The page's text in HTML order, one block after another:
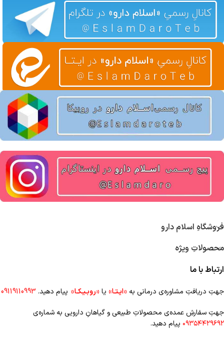
فروشگاهِ اسلام دارو
محصولاتِ ویژه
ارتباط با ما
جهتِ دریافتِ مشاوره‌ی درمانی به «ایـتـا» یا «روبـیـکـا» پیام دهید. 09119110993
جهتِ سفارشِ عمده‌‌ی محصولاتِ طبیعی و گیاهانِ دارویی به شماره‌ی
۰۹۳۵۴۴۲۹۶۹۲ پیام دهید.